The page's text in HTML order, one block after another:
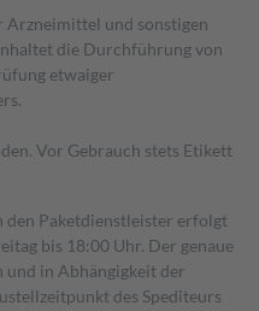
Arzneimittel und sonstigen
die Durchführung von
etwaiger
Vor Gebrauch stets Etikett
den Paketdienstleister erfolgt
bis 18:00 Uhr. Der genaue
und in Abhängigkeit der
des Spediteurs